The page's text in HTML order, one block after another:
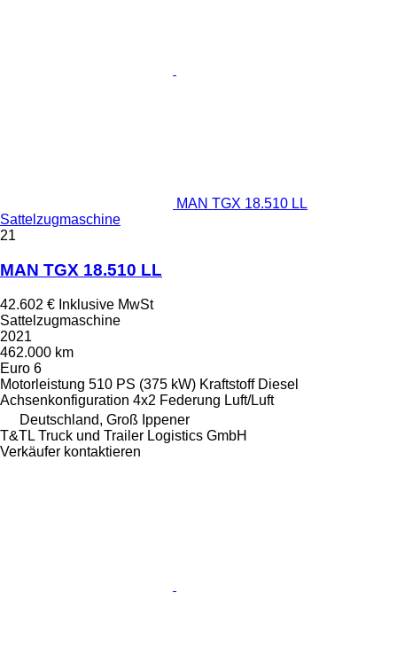
MAN TGX 18.510 LL
Sattelzugmaschine
21
MAN TGX 18.510 LL
42.602 € Inklusive MwSt
Sattelzugmaschine
2021
462.000 km
Euro 6
Motorleistung 510 PS (375 kW) Kraftstoff Diesel
Achsenkonfiguration 4x2 Federung Luft/Luft
Deutschland, Groß Ippener
T&TL Truck und Trailer Logistics GmbH
Verkäufer kontaktieren